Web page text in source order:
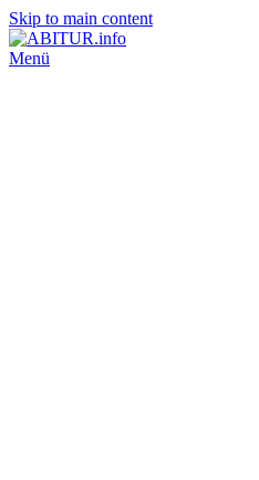
Skip to main content
Menü